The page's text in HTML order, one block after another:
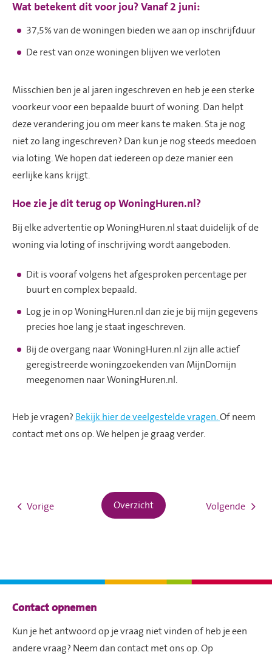
Wat betekent dit voor jou?Vanaf 2 juni:
37,5% van de woningen bieden we aan op inschrijfduur
De rest van onze woningen blijven we verloten
Misschien ben je al jaren ingeschreven en heb je een sterke
voorkeur voor een bepaalde buurt of woning. Dan helpt
deze verandering jou om meer kans te maken. Sta je nog
niet zo lang ingeschreven? Dan kun je nog steeds meedoen
via loting. We hopen dat iedereen op deze manier een
eerlijke kans krijgt.
Hoe zie je dit terug op WoningHuren.nl?
Bij elke advertentie op WoningHuren.nl staat duidelijk of de
woning via loting of inschrijving wordt aangeboden.
Dit is vooraf volgens het afgesproken percentage per
buurt en complex bepaald.
Log je in op WoningHuren.nl dan zie je bij mijn gegevens
precies hoe lang je staat ingeschreven.
Bij de overgang naar WoningHuren.nl zijn alle actief
geregistreerde woningzoekenden van MijnDomijn
meegenomen naar WoningHuren.nl.
Heb je vragen? Bekijk hier de veelgestelde vragen.Of neem
contact met ons op. We helpen je graag verder.
Volgende
Overzicht
Vorige
Contactinformatie
Contact opnemen
Kun je het antwoord op je vraag niet vinden of heb je een
andere vraag? Neem dan contact met ons op. Op